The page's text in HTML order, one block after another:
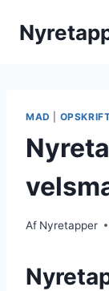
MAD
Af Nyretapper